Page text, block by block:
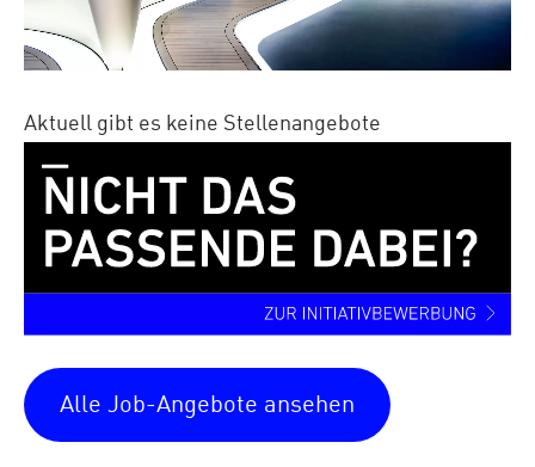
Aktuell gibt es keine Stellenangebote
Alle Job-Angebote ansehen